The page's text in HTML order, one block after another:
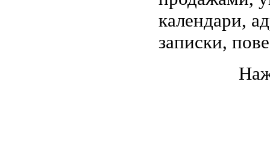
календари,
записки,